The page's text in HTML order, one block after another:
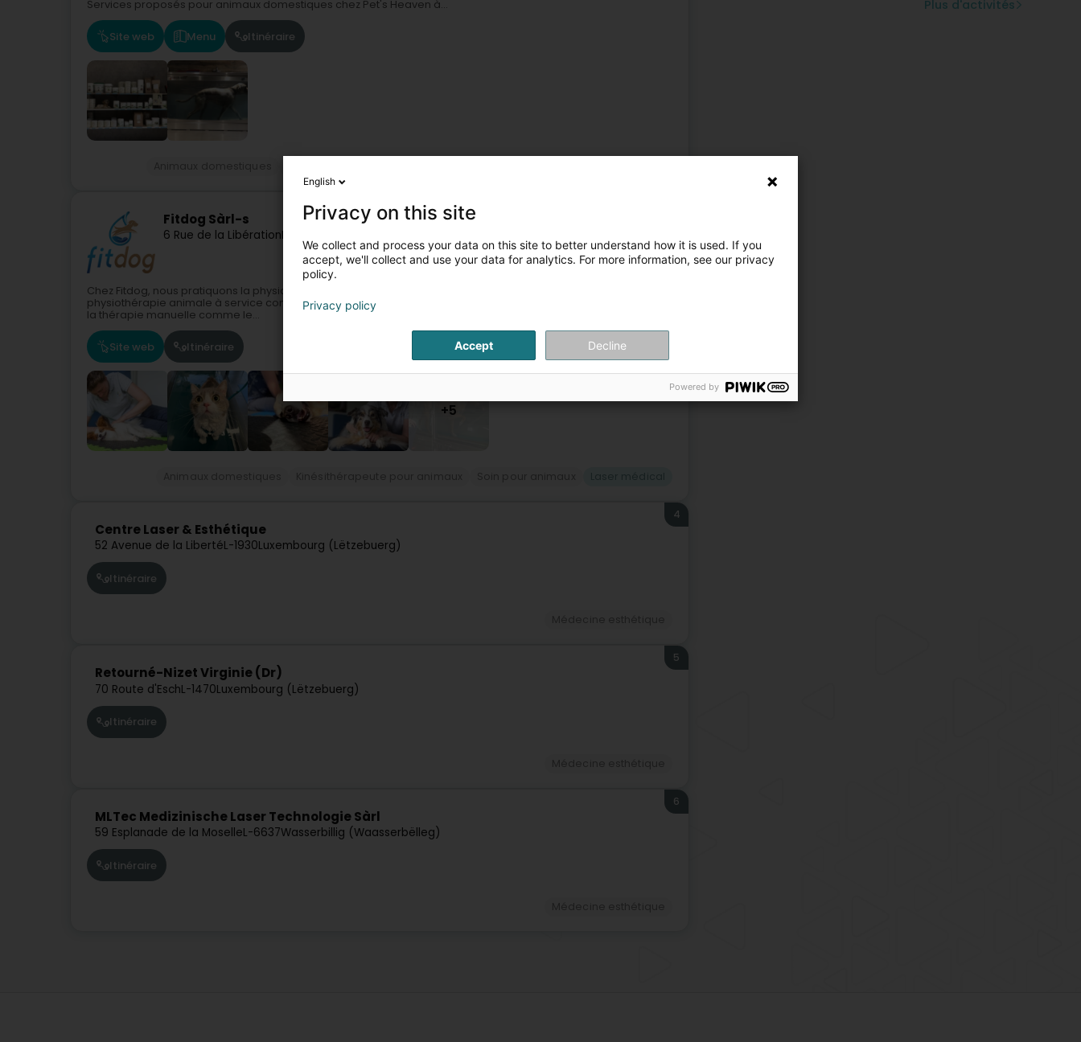
Services proposés pour animaux domestiques chez Pet's Heaven à...
Site web Menu Itinéraire
Fitdog Sàrl-s
6 Rue de la LibérationL-7347
Chez Fitdog, nous pratiquons la physiothérapie animale avec amour et compassion.Fitdog est un cabinet de
physiothérapie animale à service complet ainsi qu'un entraîneur de fitness canin certifié. Nous offrons tout, de
la thérapie manuelle comme le...
Site web Itinéraire
+5
Centre Laser & Esthétique
52 Avenue de la LibertéL-1930Luxembourg (Lëtzebuerg)
4
Itinéraire
Retourné-Nizet Virginie (Dr)
70 Route d'EschL-1470Luxembourg (Lëtzebuerg)
5
Itinéraire
MLTec Medizinische Laser Technologie Sàrl
59 Esplanade de la MoselleL-6637Wasserbillig (Waasserbëlleg)
6
Itinéraire
Plus d'activités
English
Privacy on this site
We collect and process your data on this site to better understand how it is used. If you
accept, we'll collect and use your data for analytics. For more information, see our privacy
policy.
Privacy policy
Accept Decline
Powered by